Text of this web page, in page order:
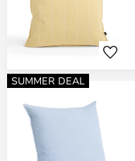
SUMMER DEAL